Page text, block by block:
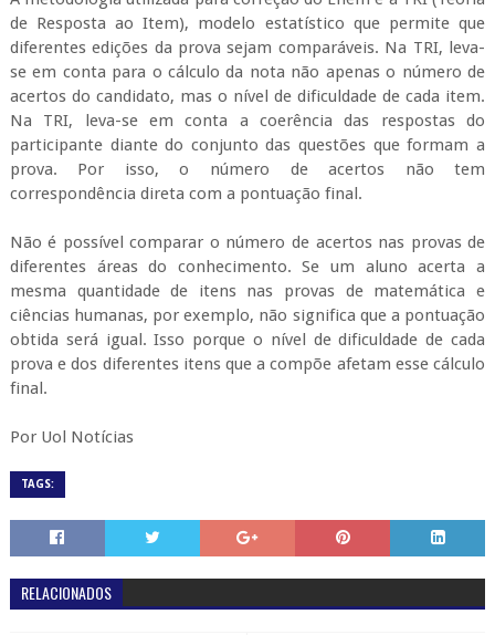
de Resposta ao Item), modelo estatístico que permite que
diferentes edições da prova sejam comparáveis. Na TRI, leva-
se em conta para o cálculo da nota não apenas o número de
acertos do candidato, mas o nível de dificuldade de cada item.
Na TRI, leva-se em conta a coerência das respostas do
participante diante do conjunto das questões que formam a
prova. Por isso, o número de acertos não tem
correspondência direta com a pontuação final.
Não é possível comparar o número de acertos nas provas de
diferentes áreas do conhecimento. Se um aluno acerta a
mesma quantidade de itens nas provas de matemática e
ciências humanas, por exemplo, não significa que a pontuação
obtida será igual. Isso porque o nível de dificuldade de cada
prova e dos diferentes itens que a compõe afetam esse cálculo
final.
Por Uol Notícias
TAGS:
RELACIONADOS